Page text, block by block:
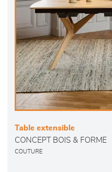
Table extensible
CONCEPT BOIS & FORME
COUTURE